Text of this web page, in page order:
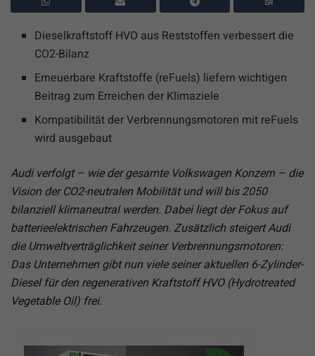
Dieselkraftstoff HVO aus Reststoffen verbessert die
CO2-Bilanz
Erneuerbare Kraftstoffe (reFuels) liefern wichtigen
Beitrag zum Erreichen der Klimaziele
Kompatibilität der Verbrennungsmotoren mit reFuels
wird ausgebaut
Audi verfolgt – wie der gesamte Volkswagen Konzern – die
Vision der CO2-neutralen Mobilität und will bis 2050
bilanziell klimaneutral werden. Dabei liegt der Fokus auf
batterieelektrischen Fahrzeugen. Zusätzlich steigert Audi
die Umweltverträglichkeit seiner Verbrennungsmotoren:
Das Unternehmen gibt nun viele seiner aktuellen 6-Zylinder-
Diesel für den regenerativen Kraftstoff HVO (Hydrotreated
Vegetable Oil) frei.